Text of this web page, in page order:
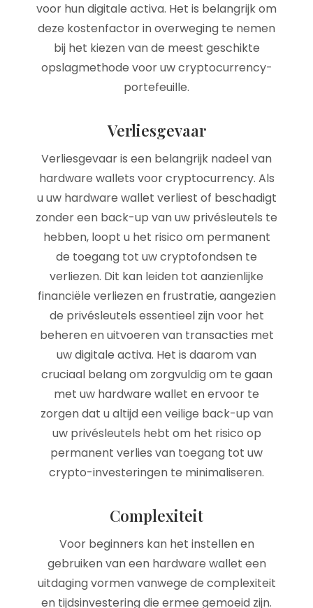
voor hun digitale activa. Het is belangrijk om
deze kostenfactor in overweging te nemen
bij het kiezen van de meest geschikte
opslagmethode voor uw cryptocurrency-
portefeuille.
Verliesgevaar
Verliesgevaar is een belangrijk nadeel van
hardware wallets voor cryptocurrency. Als
u uw hardware wallet verliest of beschadigt
zonder een back-up van uw privésleutels te
hebben, loopt u het risico om permanent
de toegang tot uw cryptofondsen te
verliezen. Dit kan leiden tot aanzienlijke
financiële verliezen en frustratie, aangezien
de privésleutels essentieel zijn voor het
beheren en uitvoeren van transacties met
uw digitale activa. Het is daarom van
cruciaal belang om zorgvuldig om te gaan
met uw hardware wallet en ervoor te
zorgen dat u altijd een veilige back-up van
uw privésleutels hebt om het risico op
permanent verlies van toegang tot uw
crypto-investeringen te minimaliseren.
Complexiteit
Voor beginners kan het instellen en
gebruiken van een hardware wallet een
uitdaging vormen vanwege de complexiteit
en tijdsinvestering die ermee gemoeid zijn.